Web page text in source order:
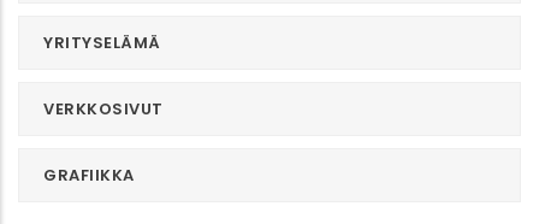
YRITYSELÄMÄ
VERKKOSIVUT
GRAFIIKKA